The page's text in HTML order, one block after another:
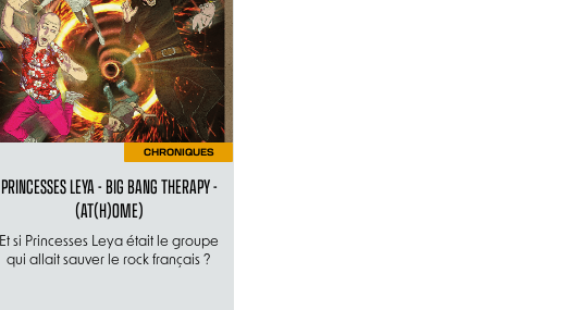
CHRONIQUES
PRINCESSES LEYA - BIG BANG THERAPY -
(AT(H)OME)
Et si Princesses Leya était le groupe
qui allait sauver le rock français ?